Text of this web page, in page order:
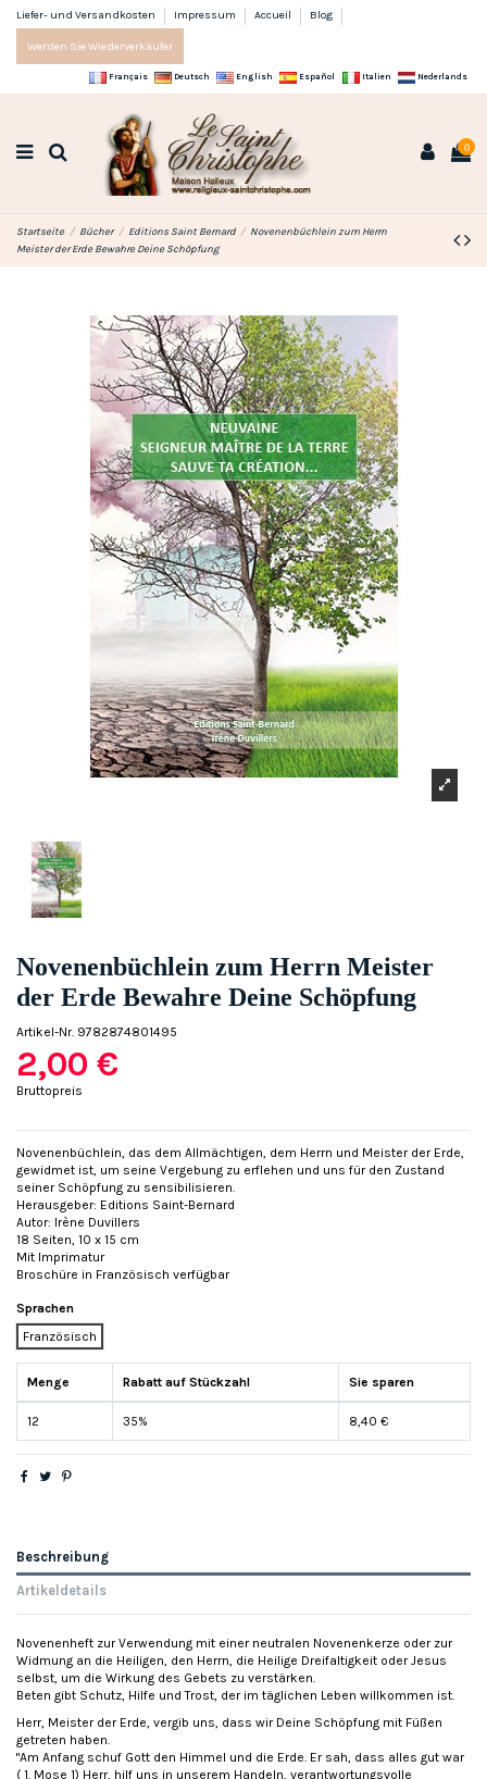
Liefer- und Versandkosten Impressum Accueil Blog
Werden Sie Wiederverkäufer
Français Deutsch English Español Italien Nederlands
0
Startseite Bücher Editions Saint Bernard
Novenenbüchlein zum Herrn
Meister der Erde Bewahre Deine Schöpfung
Novenenbüchlein zum Herrn Meister
der Erde Bewahre Deine Schöpfung
Artikel-Nr. 9782874801495
2,00 €
Bruttopreis
Novenenbüchlein, das dem Allmächtigen, dem Herrn und Meister der Erde,
gewidmet ist, um seine Vergebung zu erflehen und uns für den Zustand
seiner Schöpfung zu sensibilisieren.
Herausgeber: Editions Saint-Bernard
Autor: Irène Duvillers
18 Seiten, 10 x 15 cm
Mit Imprimatur
Broschüre in Französisch verfügbar
Sprachen
Französisch
Menge Rabatt auf Stückzahl Sie sparen
12 35% 8,40 €
Beschreibung
Artikeldetails
Novenenheft zur Verwendung mit einer neutralen Novenenkerze oder zur
Widmung an die Heiligen, den Herrn, die Heilige Dreifaltigkeit oder Jesus
selbst, um die Wirkung des Gebets zu verstärken.
Beten gibt Schutz, Hilfe und Trost, der im täglichen Leben willkommen ist.
Herr, Meister der Erde, vergib uns, dass wir Deine Schöpfung mit Füßen
getreten haben.
"Am Anfang schuf Gott den Himmel und die Erde. Er sah, dass alles gut war
( 1. Mose 1) Herr, hilf uns in unserem Handeln, verantwortungsvolle